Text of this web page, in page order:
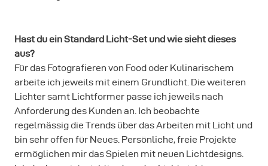
Hast du ein Standard Licht-Set und wie sieht dieses
aus?
Für das Fotografieren von Food oder Kulinarischem
arbeite ich jeweils mit einem Grundlicht. Die weiteren
Lichter samt Lichtformer passe ich jeweils nach
Anforderung des Kunden an. Ich beobachte
regelmässig die Trends über das Arbeiten mit Licht und
bin sehr offen für Neues. Persönliche, freie Projekte
ermöglichen mir das Spielen mit neuen Lichtdesigns.